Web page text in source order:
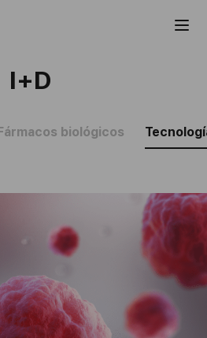
Pharmaceutical
I+D
biológicos